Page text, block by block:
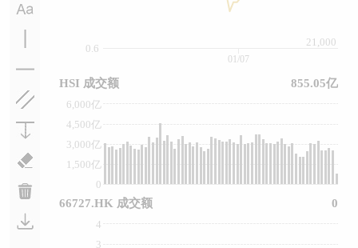
0.6
21,000
0
1,500亿
3,000亿
4,500亿
6,000亿
3
4
01/07
HSI 成交额 855.05亿
66727.HK 成交额 0